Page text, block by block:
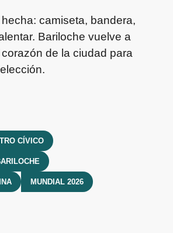
camiseta, bandera,
Bariloche vuelve a
de la ciudad para
CÍVICO
MUNDIAL 2026